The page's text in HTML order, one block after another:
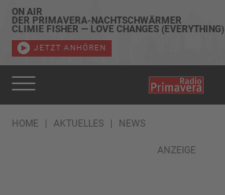
ON AIR
DER PRIMAVERA-NACHTSCHWÄRMER
CLIMIE FISHER — LOVE CHANGES (EVERYTHING)
JETZT ANHÖREN
HOME AKTUELLES NEWS
ANZEIGE